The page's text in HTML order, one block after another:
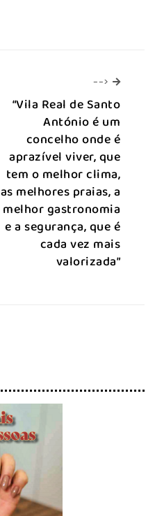
--> -->
“Vila Real de Santo
António é um
concelho onde é
aprazível viver, que
tem o melhor clima,
as melhores praias, a
melhor gastronomia
e a segurança, que é
cada vez mais
valorizada”